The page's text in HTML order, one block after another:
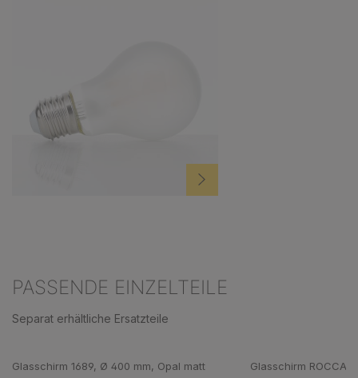
PASSENDE EINZELTEILE
Separat erhältliche Ersatzteile
Glasschirm 1689, Ø 400 mm, Opal matt Glasschirm ROCCA